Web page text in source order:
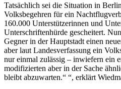
Tatsächlich sei die Situation in
Volksbegehren für ein
160.000 Unterstützerinnen und
Unterschriftenhürde gescheitert.
Gegner in der Hauptstadt einen
aber laut Landesverfassung ein
nur einmal zulässig – inwiefern ein
modifizierten aber in der Sache
bleibt abzuwarten.“ “, erklärt